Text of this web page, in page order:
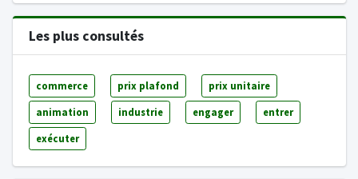
Les plus consultés
commerce prix plafond prix unitaire
animation industrie engager entrer
exécuter